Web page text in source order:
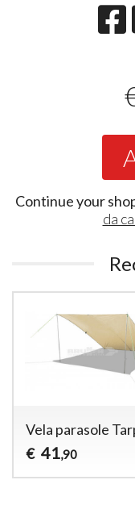
Continue your
da
Vela parasole
€ 41,90